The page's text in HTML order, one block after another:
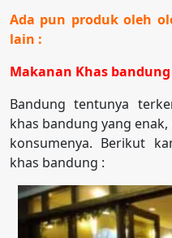
Ada pun produk oleh
lain :
Makanan Khas bandung
Bandung tentunya
khas bandung yang
konsumenya. Berikut
khas bandung :